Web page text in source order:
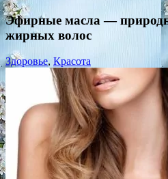
Эфирные масла —
жирных волос
Здоровье, Красота